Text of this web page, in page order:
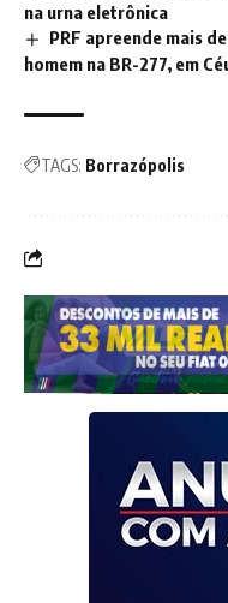
na urna eletrônica
PRF apreende mais
homem na BR-277, em
TAGS: Borrazópolis